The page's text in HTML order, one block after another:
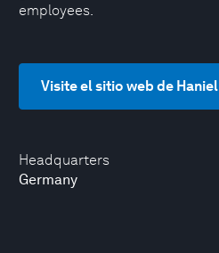
Headquarters
Germany
employees.
Visite el sitio web de Haniel